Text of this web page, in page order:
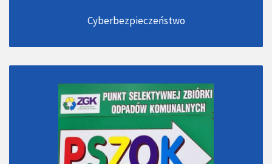
Cyberbezpieczeństwo